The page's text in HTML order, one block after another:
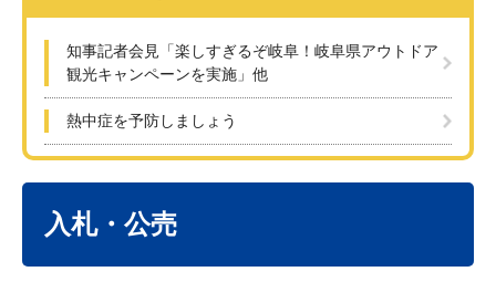
知事記者会見「楽しすぎるぞ岐阜！岐阜県アウトドア
観光キャンペーンを実施」他
熱中症を予防しましょう
入札・公売